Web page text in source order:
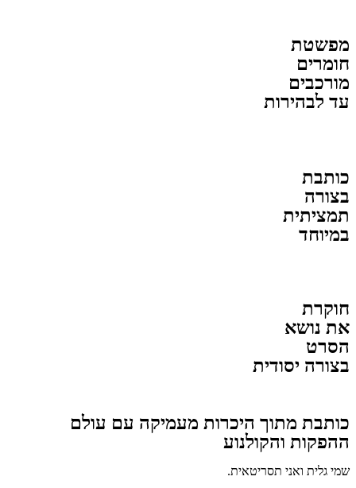
מפשטת
חומרים
מורכבים
עד לבהירות
כותבת
בצורה
תמציתית
במיוחד
חוקרת
את נושא
הסרט
בצורה יסודית
כותבת מתוך היכרות מעמיקה עם עולם
ההפקות והקולנוע
שמי גלית ואני תסריטאית.